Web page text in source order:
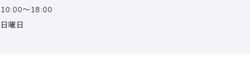
10:00～18:00
日曜日